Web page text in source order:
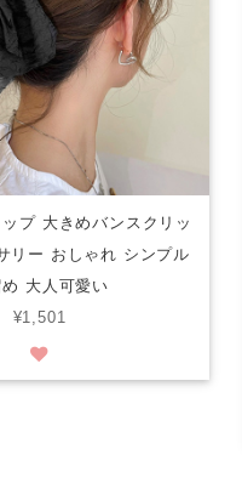
プ 大きめバンスクリッ
リー おしゃれ シンプル
大人可愛い
¥1,501